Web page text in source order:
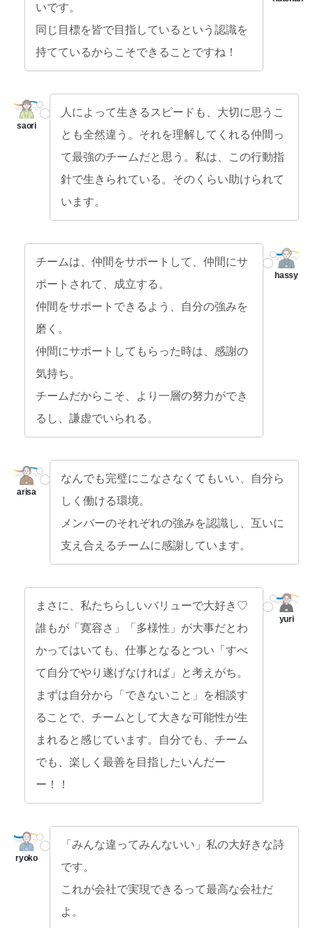
いです。
同じ目標を皆で目指しているという認識を
持てているからこそできることですね！
人によって生きるスピードも、大切に思うこ
とも全然違う。それを理解してくれる仲間っ
て最強のチームだと思う。私は、この行動指
針で生きられている。そのくらい助けられて
います。
チームは、仲間をサポートして、仲間にサ
ポートされて、成立する。
仲間をサポートできるよう、自分の強みを
磨く。
仲間にサポートしてもらった時は、感謝の
気持ち。
チームだからこそ、より一層の努力ができ
るし、謙虚でいられる。
なんでも完璧にこなさなくてもいい、自分ら
しく働ける環境。
メンバーのそれぞれの強みを認識し、互いに
支え合えるチームに感謝しています。
まさに、私たちらしいバリューで大好き♡
誰もが「寛容さ」「多様性」が大事だとわ
かってはいても、仕事となるとつい「すべ
て自分でやり遂げなければ」と考えがち。
まずは自分から「できないこと」を相談す
ることで、チームとして大きな可能性が生
まれると感じています。自分でも、チーム
でも、楽しく最善を目指したいんだー
ー！！
「みんな違ってみんないい」私の大好きな詩
です。
これが会社で実現できるって最高な会社だ
よ。